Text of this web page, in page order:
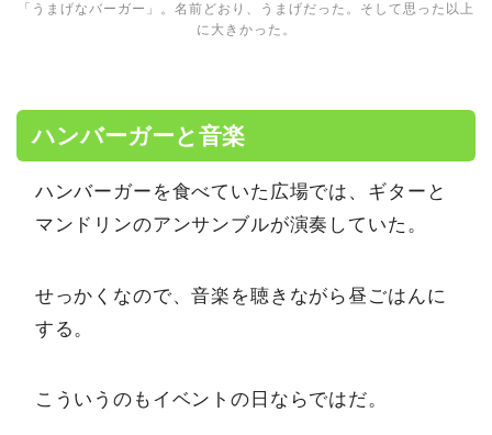
「うまげなバーガー」。名前どおり、うまげだった。そして思った以上
に大きかった。
ハンバーガーと音楽
ハンバーガーを食べていた広場では、ギターと
マンドリンのアンサンブルが演奏していた。
せっかくなので、音楽を聴きながら昼ごはんに
する。
こういうのもイベントの日ならではだ。